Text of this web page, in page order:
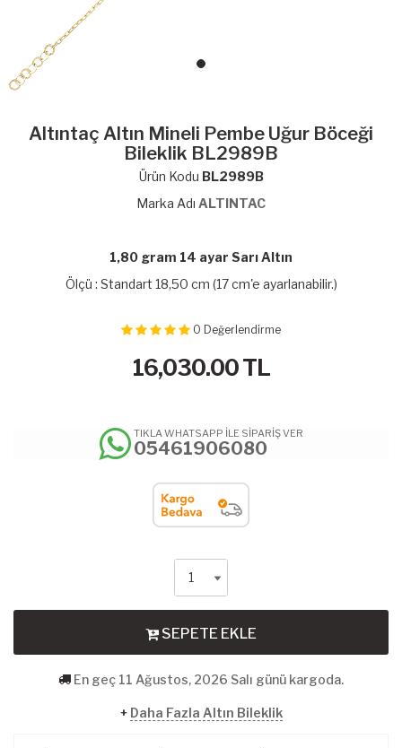
Altıntaç Altın Mineli Pembe Uğur Böceği
Bileklik BL2989B
Ürün Kodu BL2989B
Marka Adı ALTINTAC
1,80 gram 14 ayar Sarı Altın
Ölçü : Standart 18,50 cm (17 cm'e ayarlanabilir.)
0 Değerlendirme
16,030.00TL
TIKLA WHATSAPP İLE SİPARİŞ VER
05461906080
SEPETE EKLE
En geç 11 Ağustos, 2026 Salı günü kargoda.
+ Daha Fazla Altın Bileklik